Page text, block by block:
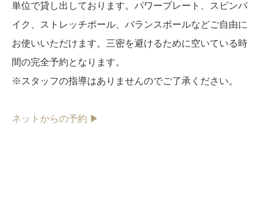
単位で貸し出しております。パワープレート、スピンバ
イク、ストレッチポール、バランスボールなどご自由に
お使いいただけます。三密を避けるために空いている時
間の完全予約となります。
※スタッフの指導はありませんのでご了承ください。
ネットからの予約 ▶︎